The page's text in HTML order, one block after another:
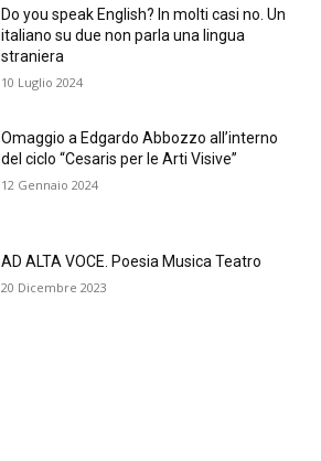
Do you speak English? In molti casi no. Un
italiano su due non parla una lingua
straniera
10 Luglio 2024
Omaggio a Edgardo Abbozzo all’interno
del ciclo “Cesaris per le Arti Visive”
12 Gennaio 2024
AD ALTA VOCE. Poesia Musica Teatro
20 Dicembre 2023